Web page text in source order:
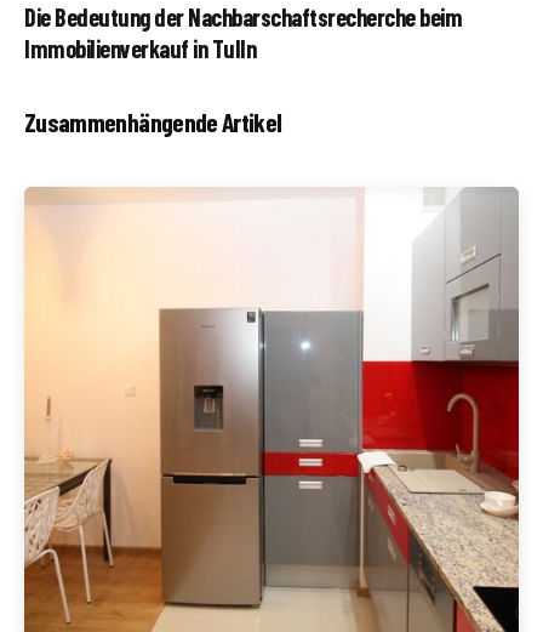
Die Bedeutung der Nachbarschaftsrecherche beim
Immobilienverkauf in Tulln
Zusammenhängende Artikel
Geschrieben von